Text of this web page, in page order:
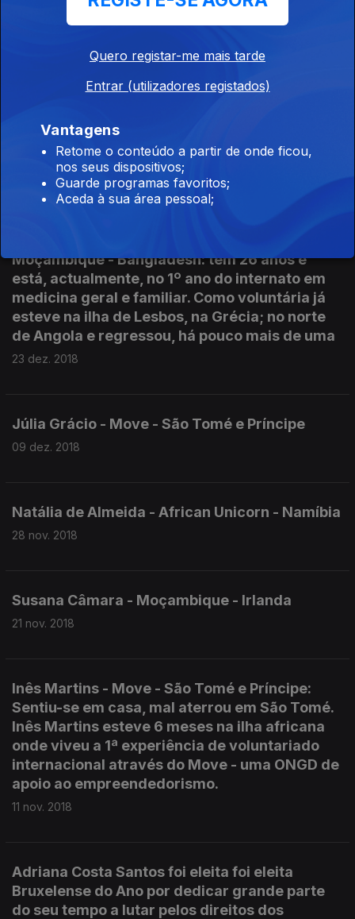
formou-se em Educação Especial e
Reabilitação. Além fronteiras, o altruísmo
Joana Tavares e Nuno Gonçaves - Para Onde?
- Bélgica
23 dez. 2018
Moçambique - Bangladesh: tem 26 anos e
está, actualmente, no 1º ano do internato em
medicina geral e familiar. Como voluntária já
esteve na ilha de Lesbos, na Grécia; no norte
de Angola e regressou, há pouco mais de uma
23 dez. 2018
Júlia Grácio - Move - São Tomé e Príncipe
09 dez. 2018
Natália de Almeida - African Unicorn - Namíbia
28 nov. 2018
Susana Câmara - Moçambique - Irlanda
21 nov. 2018
Inês Martins - Move - São Tomé e Príncipe:
Sentiu-se em casa, mal aterrou em São Tomé.
Inês Martins esteve 6 meses na ilha africana
onde viveu a 1ª experiência de voluntariado
internacional através do Move - uma ONGD de
apoio ao empreendedorismo.
11 nov. 2018
Adriana Costa Santos foi eleita foi eleita
Bruxelense do Ano por dedicar grande parte
do seu tempo a lutar pelos direitos dos
Quero registar-me mais tarde
Entrar (utilizadores registados)
Vantagens
Retome o conteúdo a partir de onde ficou,
nos seus dispositivos;
Guarde programas favoritos;
Aceda à sua área pessoal;